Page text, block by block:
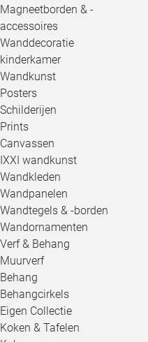
Magneetborden & -
accessoires
Wanddecoratie
kinderkamer
Wandkunst
Posters
Schilderijen
Prints
Canvassen
IXXI wandkunst
Wandkleden
Wandpanelen
Wandtegels & -borden
Wandornamenten
Verf & Behang
Muurverf
Behang
Behangcirkels
Eigen Collectie
Koken & Tafelen